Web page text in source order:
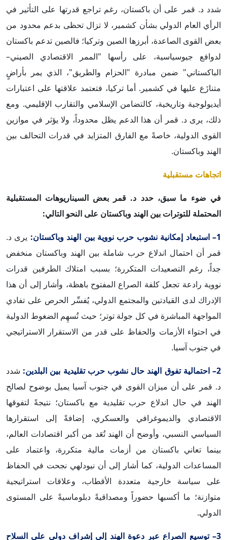
شدد د. قمر على أن باكستان، رغم تراجع قدرتها على التأثير في
الرأي العام الدولي بشأن كشمير، لا تزال تحظى بدعم محدود من
بعض القوى الصاعدة، أبرزها الصين وتركيا؛ فالصين تدعم باكستان
لدوافع جيوسياسية، على رأسها "الممر الاقتصادي الصيني–
الباكستاني" ضمن مبادرة "الحزام والطريق"، الذي يمر بأراضٍ
متنازَع عليها في كشمير. أما تركيا، فتعتمد علاقتها على اعتبارات
أيديولوجية وتاريخية، كالتضامن الإسلامي والتقارب الإقليمي. ومع
ذلك، يرى د. قمر أن هذا الدعم يظل محدوداً، ولا يؤثر في موازين
القوى الدولية، خاصةً مع الفارق المتزايد في قدرات التحالف بين
الهند وباكستان.
اتجاهات مستقبلية
في ضوء ما سبق، حدد د. قمر بعض السيناريوهات المستقبلية
المحتملة للتوترات بين الهند وباكستان على النحو التالي:
1– استبعاد إمكانية نشوب حرب نووية بين الهند وباكستان:
يرى د.
قمر أن احتمال اندلاع حرب شاملة بين الهند وباكستان منخفض
جداً، رغم التصعيدات المتكررة؛ بسبب امتلاك الطرفين قدرات
نووية رادعة تجعل كلفة الصراع المفتوح باهظة، وأشار إلى أن هذا
الإدراك لدى القيادتين والمجتمع الدولي، يُفسِّر الحرص على تفادي
المواجهة المباشرة في كل جولة توتر؛ حيث تُسهِم الضغوط الدولية
في احتواء الأزمات والحفاظ على قدر من الاستقرار الاستراتيجي
في جنوب آسيا.
2– احتمالية تفوق الهند حال نشوب حرب تقليدية بين البلدين:
شدد
د. قمر على أن ميزان القوى في جنوب آسيا يميل بوضوح لصالح
الهند في حال اندلاع حرب تقليدية مع باكستان؛ نتيجةً لتفوقها
الاقتصادي والديموغرافي والعسكري، إضافةً إلى استقرارها
السياسي النسبي، وأوضح أن الهند تُعَد من أكبر اقتصادات العالم،
بينما تعاني باكستان من أزمات مالية متكررة، واعتماد على
المساعدات الدولية، كما أشار إلى أن نيودلهي نجحت في الحفاظ
على سياسة خارجية متعددة الأقطاب، وعلاقات استراتيجية
متوازنة؛ ما أكسبها حضوراً ومصداقيةً دبلوماسيةً على المستوى
الدولي.
3– توسيع الصراع عبر دعوة الهند إلى إشراف دولي على السلاح